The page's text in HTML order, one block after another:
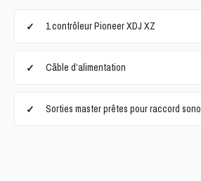
1 contrôleur Pioneer XDJ XZ
Câble d’alimentation
Sorties master prêtes pour raccord sono